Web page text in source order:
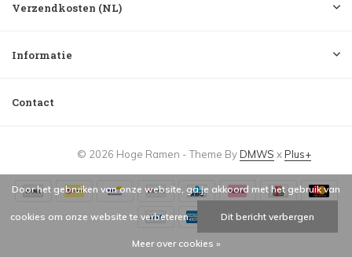
Verzendkosten (NL)
Informatie
Contact
© 2026 Hoge Ramen - Theme ByDMWS xPlus+
Door het gebruiken van onze website, ga je akkoord met het gebruik van
cookies om onze website te verbeteren. Dit bericht verbergen
Meer over cookies »